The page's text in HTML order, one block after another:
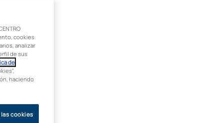
cookies
analizar
de sus
de
haciendo
cookies